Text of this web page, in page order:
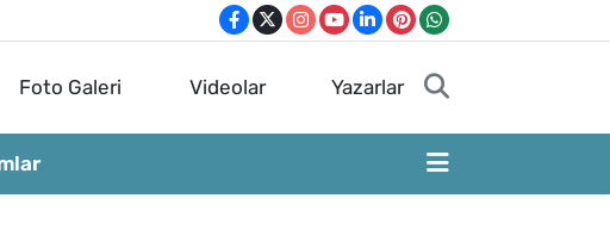
Foto Galeri Videolar Yazarlar